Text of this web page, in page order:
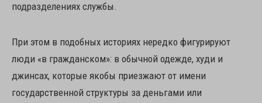
подразделениях службы.
При этом в подобных историях нередко фигурируют
люди «в гражданском»: в обычной одежде, худи и
джинсах, которые якобы приезжают от имени
государственной структуры за деньгами или